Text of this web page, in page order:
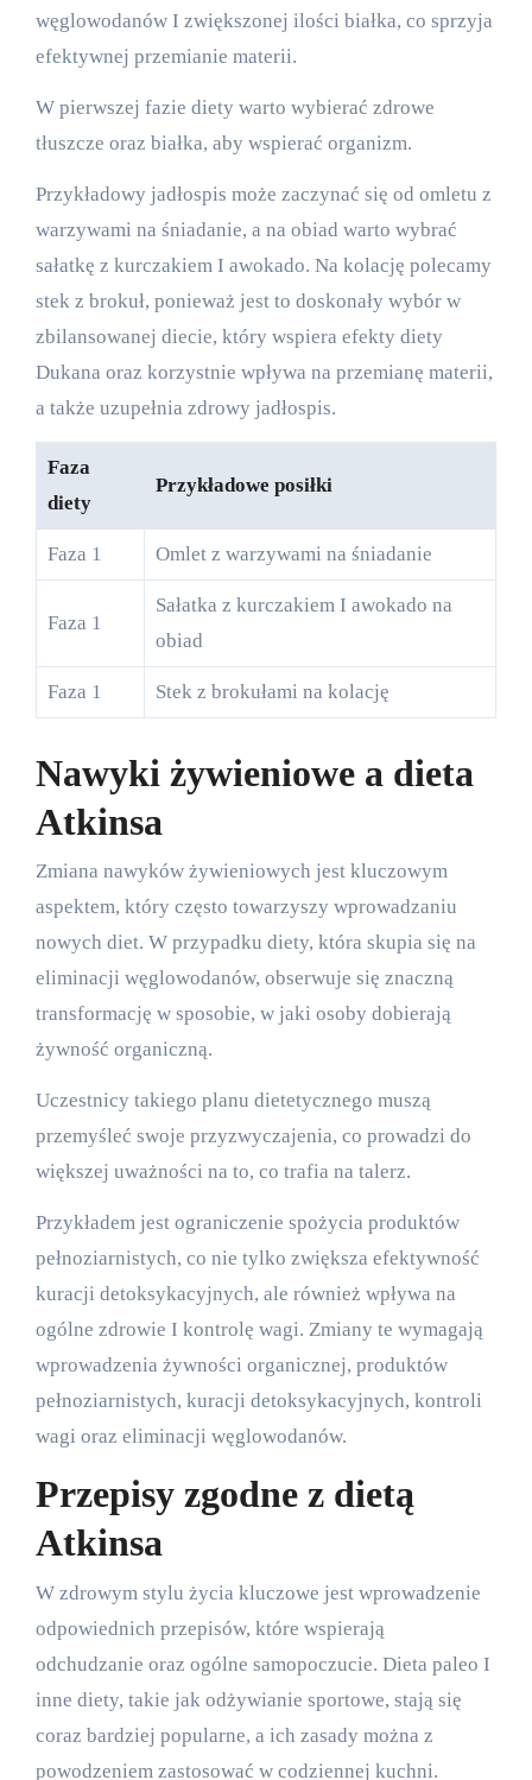
węglowodanów I zwiększonej ilości białka, co sprzyja
efektywnej przemianie materii.
W pierwszej fazie diety warto wybierać zdrowe
tłuszcze oraz białka, aby wspierać organizm.
Przykładowy jadłospis może zaczynać się od omletu z
warzywami na śniadanie, a na obiad warto wybrać
sałatkę z kurczakiem I awokado. Na kolację polecamy
stek z brokuł, ponieważ jest to doskonały wybór w
zbilansowanej diecie, który wspiera efekty diety
Dukana oraz korzystnie wpływa na przemianę materii,
a także uzupełnia zdrowy jadłospis.
Faza
diety
Przykładowe posiłki
Faza 1 Omlet z warzywami na śniadanie
Faza 1
Sałatka z kurczakiem I awokado na
obiad
Faza 1 Stek z brokułami na kolację
Nawyki żywieniowe a dieta
Atkinsa
Zmiana nawyków żywieniowych jest kluczowym
aspektem, który często towarzyszy wprowadzaniu
nowych diet. W przypadku diety, która skupia się na
eliminacji węglowodanów, obserwuje się znaczną
transformację w sposobie, w jaki osoby dobierają
żywność organiczną.
Uczestnicy takiego planu dietetycznego muszą
przemyśleć swoje przyzwyczajenia, co prowadzi do
większej uważności na to, co trafia na talerz.
Przykładem jest ograniczenie spożycia produktów
pełnoziarnistych, co nie tylko zwiększa efektywność
kuracji detoksykacyjnych, ale również wpływa na
ogólne zdrowie I kontrolę wagi. Zmiany te wymagają
wprowadzenia żywności organicznej, produktów
pełnoziarnistych, kuracji detoksykacyjnych, kontroli
wagi oraz eliminacji węglowodanów.
Przepisy zgodne z dietą
Atkinsa
W zdrowym stylu życia kluczowe jest wprowadzenie
odpowiednich przepisów, które wspierają
odchudzanie oraz ogólne samopoczucie. Dieta paleo I
inne diety, takie jak odżywianie sportowe, stają się
coraz bardziej popularne, a ich zasady można z
powodzeniem zastosować w codziennej kuchni.